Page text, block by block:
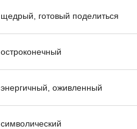
щедрый, готовый поделиться
остроконечный
энергичный, оживленный
символический